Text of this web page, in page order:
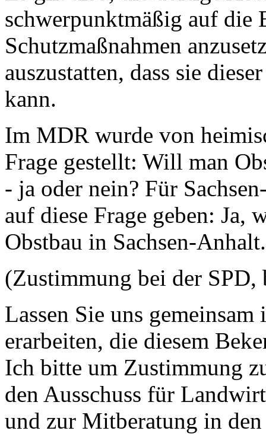
schwerpunktmäßig auf die
Schutzmaßnahmen
auszustatten, dass sie
kann.
Im MDR wurde von
Frage gestellt: Will man
- ja oder nein? Für
auf diese Frage geben:
Obstbau in Sachsen-
(Zustimmung bei der
Lassen Sie uns
erarbeiten, die diesem
Ich bitte um Zustimmung
den Ausschuss für
und zur Mitberatung in